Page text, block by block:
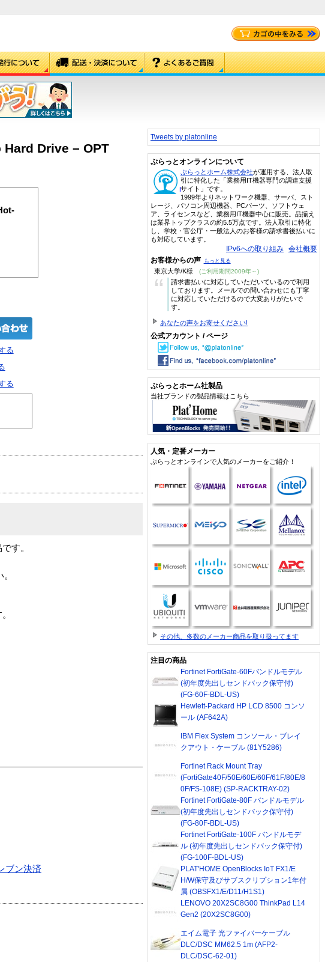
Hard Drive – OPT
る
る
す。
ブン決済
Tweets by platonline
ぷらっとオンラインについて
ぷらっとホーム株式会社が運用する、法人取
引に特化した「業務用IT機器専門の調達支援
サイト」です。
1999年よりネットワーク機器、サーバ、スト
レージ、パソコン周辺機器、PCパーツ、ソフトウェ
ア、ライセンスなど、業務用IT機器中心に販売。品揃え
は業界トップクラスの約5.5万点です。法人取引に特化
し、学校・官公庁・一般法人のお客様の請求書後払いに
も対応しています。
IPv6への取り組み 会社概要
お客様からの声 もっと見る
東京大学/K様 (ご利用期間2009年～)
“
請求書払いに対応していただいているので利用
しております。メールでの問い合わせにも丁寧
に対応していただけるので大変ありがたいで
す。
あなたの声をお寄せください!
公式アカウント / ページ
ぷらっとホーム社製品
当社ブランドの製品情報はこちら
人気・定番メーカー
ぷらっとオンラインで人気のメーカーをご紹介！
その他、多数のメーカー商品を取り扱ってます
注目の商品
Fortinet FortiGate-60Fバンドルモデル
(初年度先出しセンドバック保守付)
(FG-60F-BDL-US)
Hewlett-Packard HP LCD 8500 コンソ
ール (AF642A)
IBM Flex System コンソール・ブレイ
クアウト・ケーブル (81Y5286)
Fortinet Rack Mount Tray
(FortiGate40F/50E/60E/60F/61F/80E/8
0F/FS-108E) (SP-RACKTRAY-02)
Fortinet FortiGate-80F バンドルモデル
(初年度先出しセンドバック保守付)
(FG-80F-BDL-US)
Fortinet FortiGate-100F バンドルモデ
ル (初年度先出しセンドバック保守付)
(FG-100F-BDL-US)
PLAT'HOME OpenBlocks IoT FX1/E
H/W保守及びサブスクリプション1年付
属 (OBSFX1/E/D11/H1S1)
LENOVO 20X2SC8G00 ThinkPad L14
Gen2 (20X2SC8G00)
エイム電子 光ファイバーケーブル
DLC/DSC MM62.5 1m (AFP2-
DLC/DSC-62-01)